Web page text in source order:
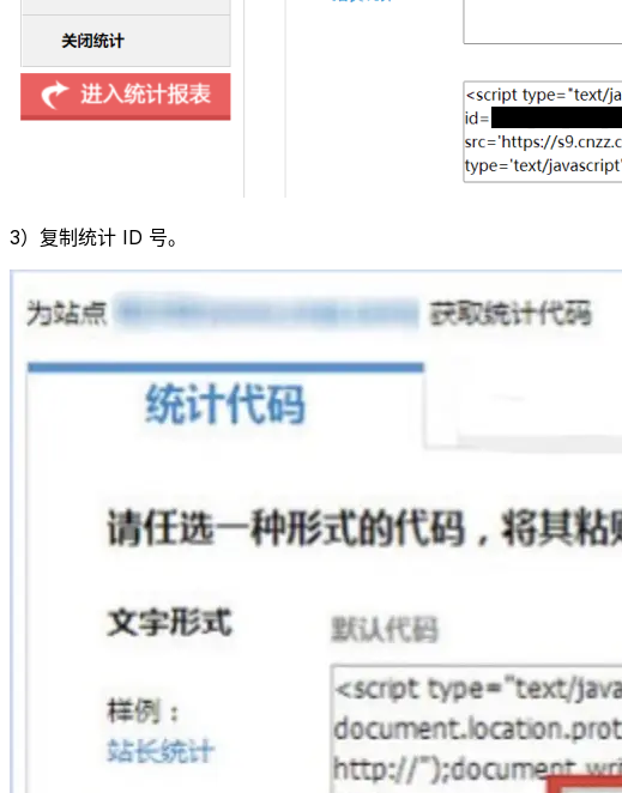
3）复制统计 ID 号。